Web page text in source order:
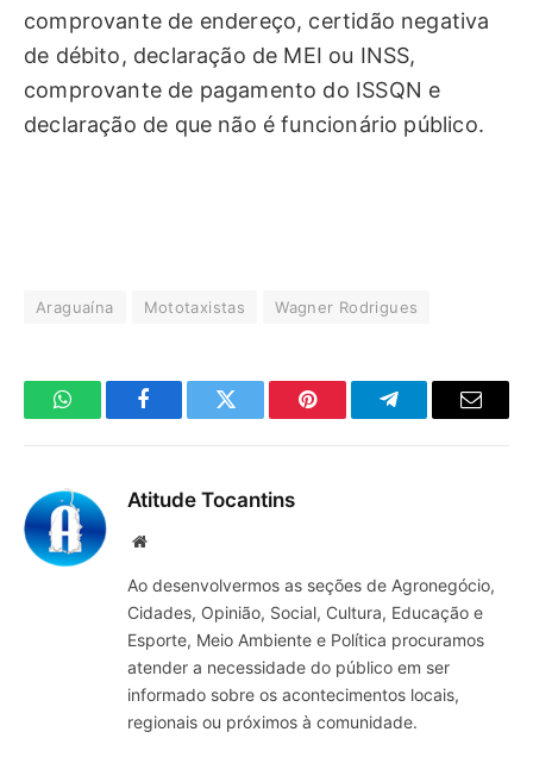
comprovante de endereço, certidão negativa
de débito, declaração de MEI ou INSS,
comprovante de pagamento do ISSQN e
declaração de que não é funcionário público.
Araguaína Mototaxistas Wagner Rodrigues
WhatsAppFacebookTwitter Pinterest TelegramaE-
Atitude Tocantins
Site
Ao desenvolvermos as seções de Agronegócio,
Cidades, Opinião, Social, Cultura, Educação e
Esporte, Meio Ambiente e Política procuramos
atender a necessidade do público em ser
informado sobre os acontecimentos locais,
regionais ou próximos à comunidade.